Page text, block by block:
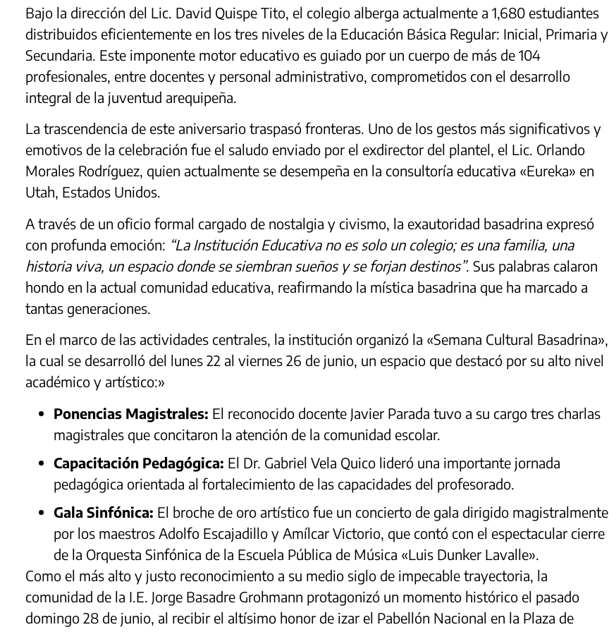
Bajo la dirección del Lic. David Quispe Tito, el colegio alberga actualmente a 1,680 estudiantes
distribuidos eficientemente en los tres niveles de la Educación Básica Regular: Inicial, Primaria y
Secundaria. Este imponente motor educativo es guiado por un cuerpo de más de 104
profesionales, entre docentes y personal administrativo, comprometidos con el desarrollo
integral de la juventud arequipeña.
La trascendencia de este aniversario traspasó fronteras. Uno de los gestos más significativos y
emotivos de la celebración fue el saludo enviado por el exdirector del plantel, el Lic. Orlando
Morales Rodríguez, quien actualmente se desempeña en la consultoría educativa «Eureka» en
Utah, Estados Unidos.
A través de un oficio formal cargado de nostalgia y civismo, la exautoridad basadrina expresó
con profunda emoción: “La Institución Educativa no es solo un colegio; es una familia, una
historia viva, un espacio donde se siembran sueños y se forjan destinos”. Sus palabras calaron
hondo en la actual comunidad educativa, reafirmando la mística basadrina que ha marcado a
tantas generaciones.
En el marco de las actividades centrales, la institución organizó la «Semana Cultural Basadrina»,
la cual se desarrolló del lunes 22 al viernes 26 de junio, un espacio que destacó por su alto nivel
académico y artístico:»
Ponencias Magistrales: El reconocido docente Javier Parada tuvo a su cargo tres charlas
magistrales que concitaron la atención de la comunidad escolar.
Capacitación Pedagógica: El Dr. Gabriel Vela Quico lideró una importante jornada
pedagógica orientada al fortalecimiento de las capacidades del profesorado.
Gala Sinfónica: El broche de oro artístico fue un concierto de gala dirigido magistralmente
por los maestros Adolfo Escajadillo y Amílcar Victorio, que contó con el espectacular cierre
de la Orquesta Sinfónica de la Escuela Pública de Música «Luis Dunker Lavalle».
Como el más alto y justo reconocimiento a su medio siglo de impecable trayectoria, la
comunidad de la I.E. Jorge Basadre Grohmann protagonizó un momento histórico el pasado
domingo 28 de junio, al recibir el altísimo honor de izar el Pabellón Nacional en la Plaza de